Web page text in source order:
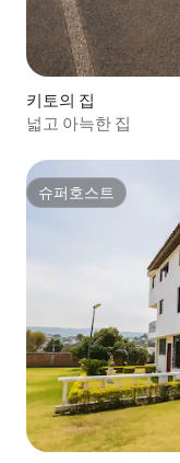
키토의 집
넓고 아늑한 집
슈퍼호스트
슈퍼호스트